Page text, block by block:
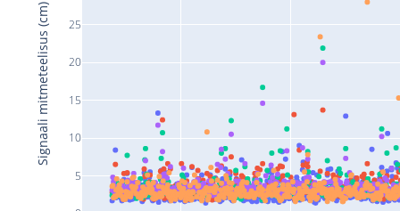
5
10
15
20
25
Signaali mitmeteelisus (cm)